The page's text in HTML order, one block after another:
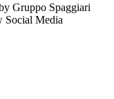
Gruppo Spaggiari
Social Media